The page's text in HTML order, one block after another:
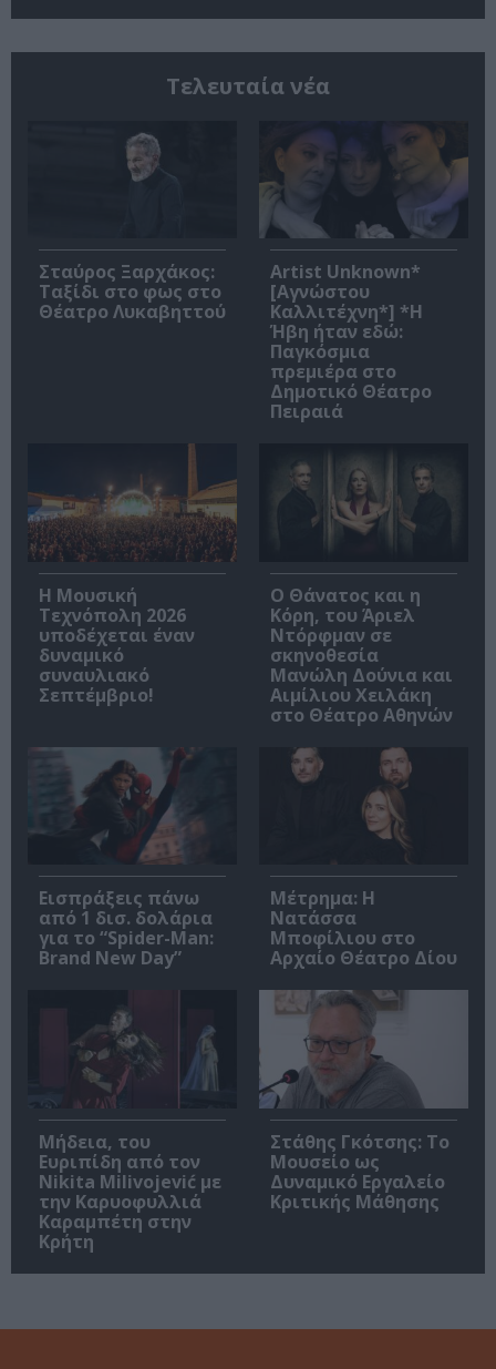
Τελευταία νέα
Σταύρος Ξαρχάκος:
Ταξίδι στο φως στο
Θέατρο Λυκαβηττού
Artist Unknown*
[Αγνώστου
Καλλιτέχνη*] *Η
Ήβη ήταν εδώ:
Παγκόσμια
πρεμιέρα στο
Δημοτικό Θέατρο
Πειραιά
Η Μουσική
Τεχνόπολη 2026
υποδέχεται έναν
δυναμικό
συναυλιακό
Σεπτέμβριο!
Ο Θάνατος και η
Κόρη, του Άριελ
Ντόρφμαν σε
σκηνοθεσία
Μανώλη Δούνια και
Αιμίλιου Χειλάκη
στο Θέατρο Αθηνών
Εισπράξεις πάνω
από 1 δισ. δολάρια
για το “Spider-Man:
Brand New Day”
Μέτρημα: Η
Νατάσσα
Μποφίλιου στο
Αρχαίο Θέατρο Δίου
Μήδεια, του
Ευριπίδη από τον
Nikita Milivojević με
την Καρυοφυλλιά
Καραμπέτη στην
Κρήτη
Στάθης Γκότσης: Το
Μουσείο ως
Δυναμικό Εργαλείο
Κριτικής Μάθησης